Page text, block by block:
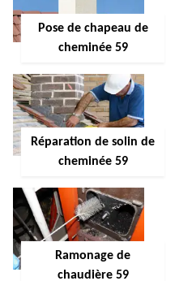
Pose de chapeau de
cheminée 59
Réparation de solin de
cheminée 59
Ramonage de
chaudière 59